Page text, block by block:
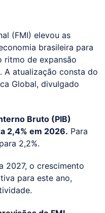
(FMI) elevou as
brasileira para
ritmo de expansão
A atualização consta do
Global, divulgado
Bruto (PIB)
2,4% em 2026. Para
2,2%.
2027, o crescimento
para este ano,